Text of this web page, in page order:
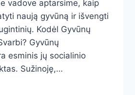
vadove aptarsime, kaip
naują gyvūną ir išvengti
Kodėl Gyvūnų
Gyvūnų
esminis jų socialinio
Sužinoję,…